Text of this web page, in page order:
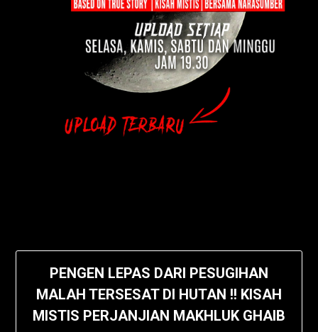
PENGEN LEPAS DARI PESUGIHAN
MALAH TERSESAT DI HUTAN !! KISAH
MISTIS PERJANJIAN MAKHLUK GHAIB